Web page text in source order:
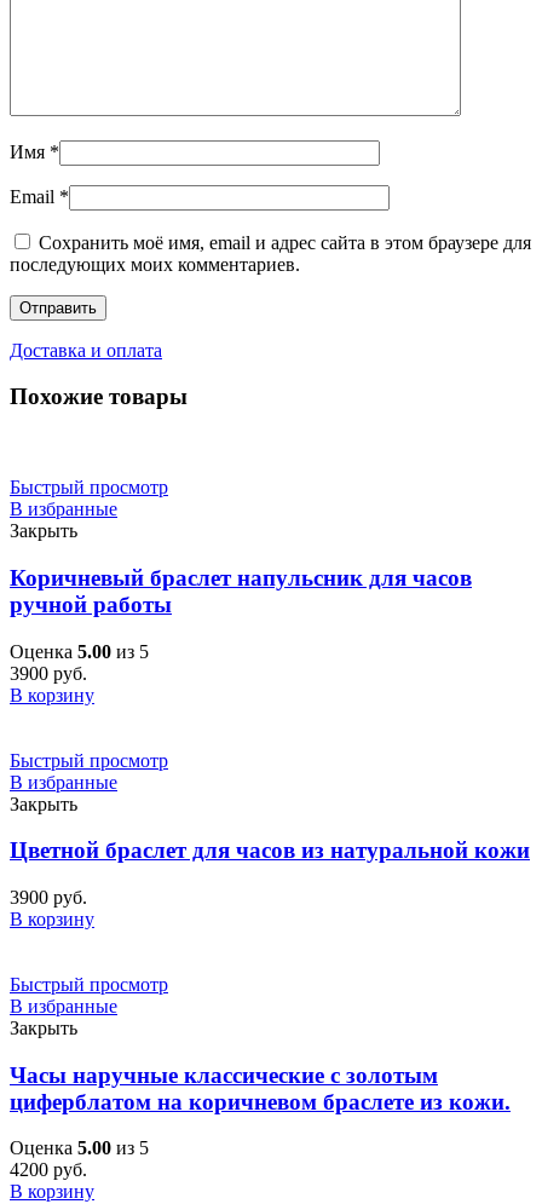
Имя *
Email *
Сохранить моё имя, email и адрес сайта в этом браузере для
последующих моих комментариев.
Доставка и оплата
Похожие товары
Быстрый просмотр
В избранные
Закрыть
Коричневый браслет напульсник для часов
ручной работы
Оценка 5.00 из 5
3900 руб.
В корзину
Быстрый просмотр
В избранные
Закрыть
Цветной браслет для часов из натуральной кожи
3900 руб.
В корзину
Быстрый просмотр
В избранные
Закрыть
Часы наручные классические с золотым
циферблатом на коричневом браслете из кожи.
Оценка 5.00 из 5
4200 руб.
В корзину